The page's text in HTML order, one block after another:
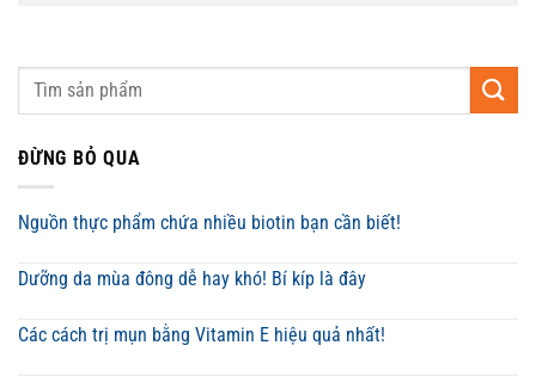
ĐỪNG BỎ QUA
Nguồn thực phẩm chứa nhiều biotin bạn cần biết!
Dưỡng da mùa đông dễ hay khó! Bí kíp là đây
Các cách trị mụn bằng Vitamin E hiệu quả nhất!